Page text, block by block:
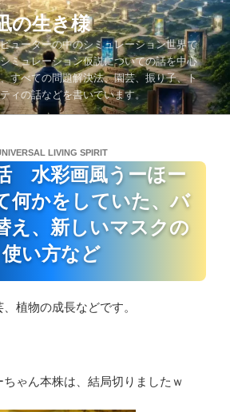
の生き様
ューターの中のシミュレーション世界で
ミュレーション仮説についての話を中心
すべての問題解決法、園芸、振り子、ト
ィの話などを書いています。
LIVING SPIRIT
水彩画風うーほー
何かをしていた、バ
え、新しいマスクの
使い方など
植物の成長などです。
ゃん本株は、結局切りましたｗ